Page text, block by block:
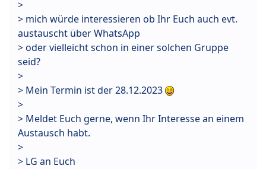
>
> mich würde interessieren ob Ihr Euch auch evt.
austauscht über WhatsApp
> oder vielleicht schon in einer solchen Gruppe
seid?
>
> Mein Termin ist der 28.12.2023
>
> Meldet Euch gerne, wenn Ihr Interesse an einem
Austausch habt.
>
> LG an Euch